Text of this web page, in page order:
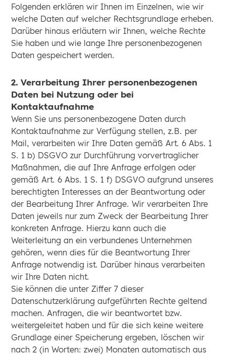
Folgenden erklären wir Ihnen im Einzelnen, wie wir
welche Daten auf welcher Rechtsgrundlage erheben.
Darüber hinaus erläutern wir Ihnen, welche Rechte
Sie haben und wie lange Ihre personenbezogenen
Daten gespeichert werden.
2. Verarbeitung Ihrer personenbezogenen
Daten bei Nutzung oder bei
Kontaktaufnahme
Wenn Sie uns personenbezogene Daten durch
Kontaktaufnahme zur Verfügung stellen, z.B. per
Mail, verarbeiten wir Ihre Daten gemäß Art. 6 Abs. 1
S. 1 b) DSGVO zur Durchführung vorvertraglicher
Maßnahmen, die auf Ihre Anfrage erfolgen oder
gemäß Art. 6 Abs. 1 S. 1 f) DSGVO aufgrund unseres
berechtigten Interesses an der Beantwortung oder
der Bearbeitung Ihrer Anfrage. Wir verarbeiten Ihre
Daten jeweils nur zum Zweck der Bearbeitung Ihrer
konkreten Anfrage. Hierzu kann auch die
Weiterleitung an ein verbundenes Unternehmen
gehören, wenn dies für die Beantwortung Ihrer
Anfrage notwendig ist. Darüber hinaus verarbeiten
wir Ihre Daten nicht.
Sie können die unter Ziffer 7 dieser
Datenschutzerklärung aufgeführten Rechte geltend
machen. Anfragen, die wir beantwortet bzw.
weitergeleitet haben und für die sich keine weitere
Grundlage einer Speicherung ergeben, löschen wir
nach 2 (in Worten: zwei) Monaten automatisch aus